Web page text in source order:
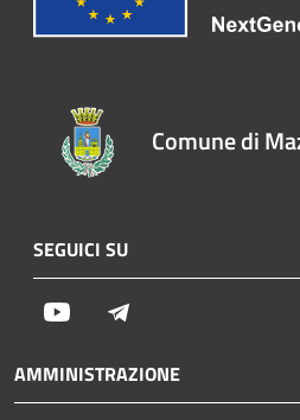
Comune di
SEGUICI SU
Youtube
AMMINISTRAZIONE